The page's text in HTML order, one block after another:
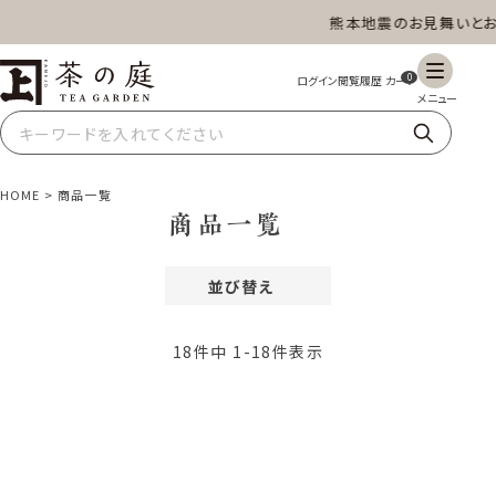
熊本地震のお見舞いとお
茶の庭オンラインショップ 0
ギフト 特上高級茶 深蒸し茶 水出し茶
HOME 商品一覧
商品一覧
並び替え
価格が安い順
18件中 1 -18件表示